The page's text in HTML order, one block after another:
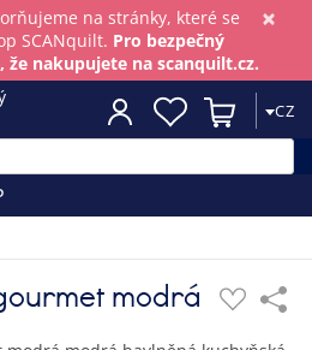
×
na stránky, které se
SCANquilt. Pro bezpečný
že nakupujete na scanquilt.cz.
CZ
modrá